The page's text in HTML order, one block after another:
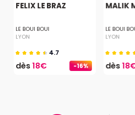
-16%
FELIX LE BRAZ
LE BOUI BOUI
LYON
4.7
dès18€
MALIK
LE BOUI
LYON
dès